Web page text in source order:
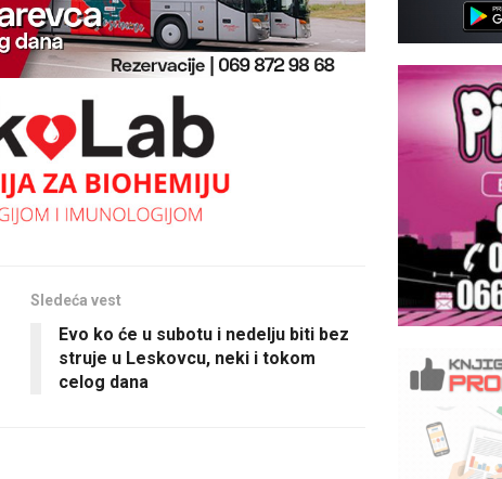
Sledeća vest
Evo ko će u subotu i nedelju biti bez
struje u Leskovcu, neki i tokom
celog dana